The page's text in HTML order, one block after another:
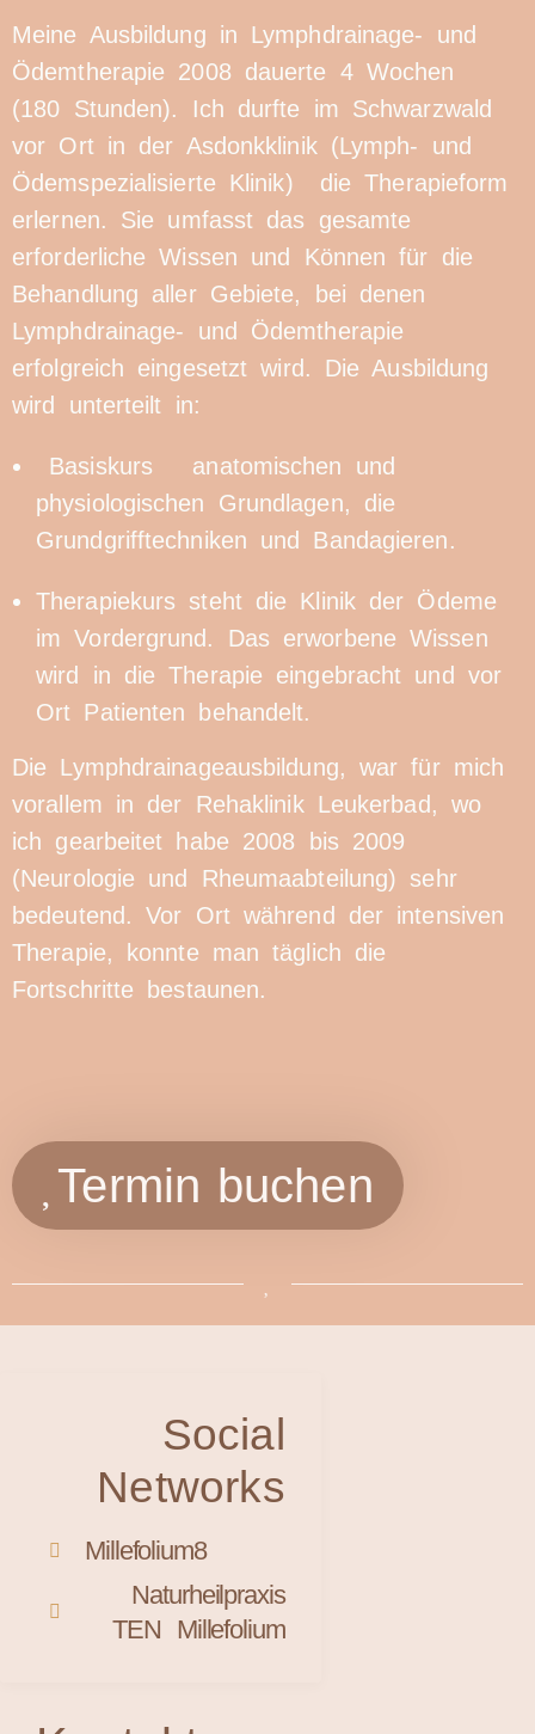
Meine Ausbildung in Lymphdrainage- und
Ödemtherapie 2008 dauerte 4 Wochen
(180 Stunden). Ich durfte im Schwarzwald
vor Ort in der Asdonkklinik (Lymph- und
Ödemspezialisierte Klinik) die Therapieform
erlernen. Sie umfasst das gesamte
erforderliche Wissen und Können für die
Behandlung aller Gebiete, bei denen
Lymphdrainage- und Ödemtherapie
erfolgreich eingesetzt wird. Die Ausbildung
wird unterteilt in:
Basiskurs anatomischen und
physiologischen Grundlagen, die
Grundgrifftechniken und Bandagieren.
Therapiekurs steht die Klinik der Ödeme
im Vordergrund. Das erworbene Wissen
wird in die Therapie eingebracht und vor
Ort Patienten behandelt.
Die Lymphdrainageausbildung, war für mich
vorallem in der Rehaklinik Leukerbad, wo
ich gearbeitet habe 2008 bis 2009
(Neurologie und Rheumaabteilung) sehr
bedeutend. Vor Ort während der intensiven
Therapie, konnte man täglich die
Fortschritte bestaunen.
Termin buchen
Social
Networks
Millefolium8
Naturheilpraxis
TEN Millefolium